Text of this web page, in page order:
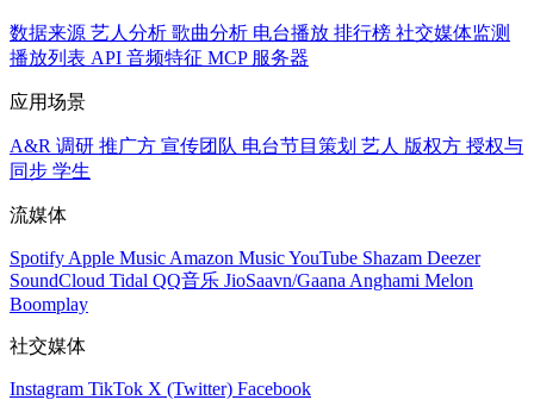
数据来源 艺人分析 歌曲分析 电台播放 排行榜 社交媒体监测
播放列表 API 音频特征 MCP 服务器
应用场景
A&R 调研 推广方 宣传团队 电台节目策划 艺人 版权方 授权与
同步 学生
流媒体
Spotify Apple Music Amazon MusicYouTube Shazam Deezer
SoundCloud Tidal QQ音乐 JioSaavn/Gaana Anghami Melon
Boomplay
社交媒体
Instagram TikTok X (Twitter) Facebook